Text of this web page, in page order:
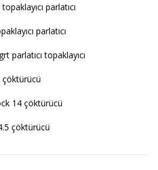
parlatıcı
parlatıcı
parlatıcı topaklayıcı
çöktürücü
14 çöktürücü
çöktürücü